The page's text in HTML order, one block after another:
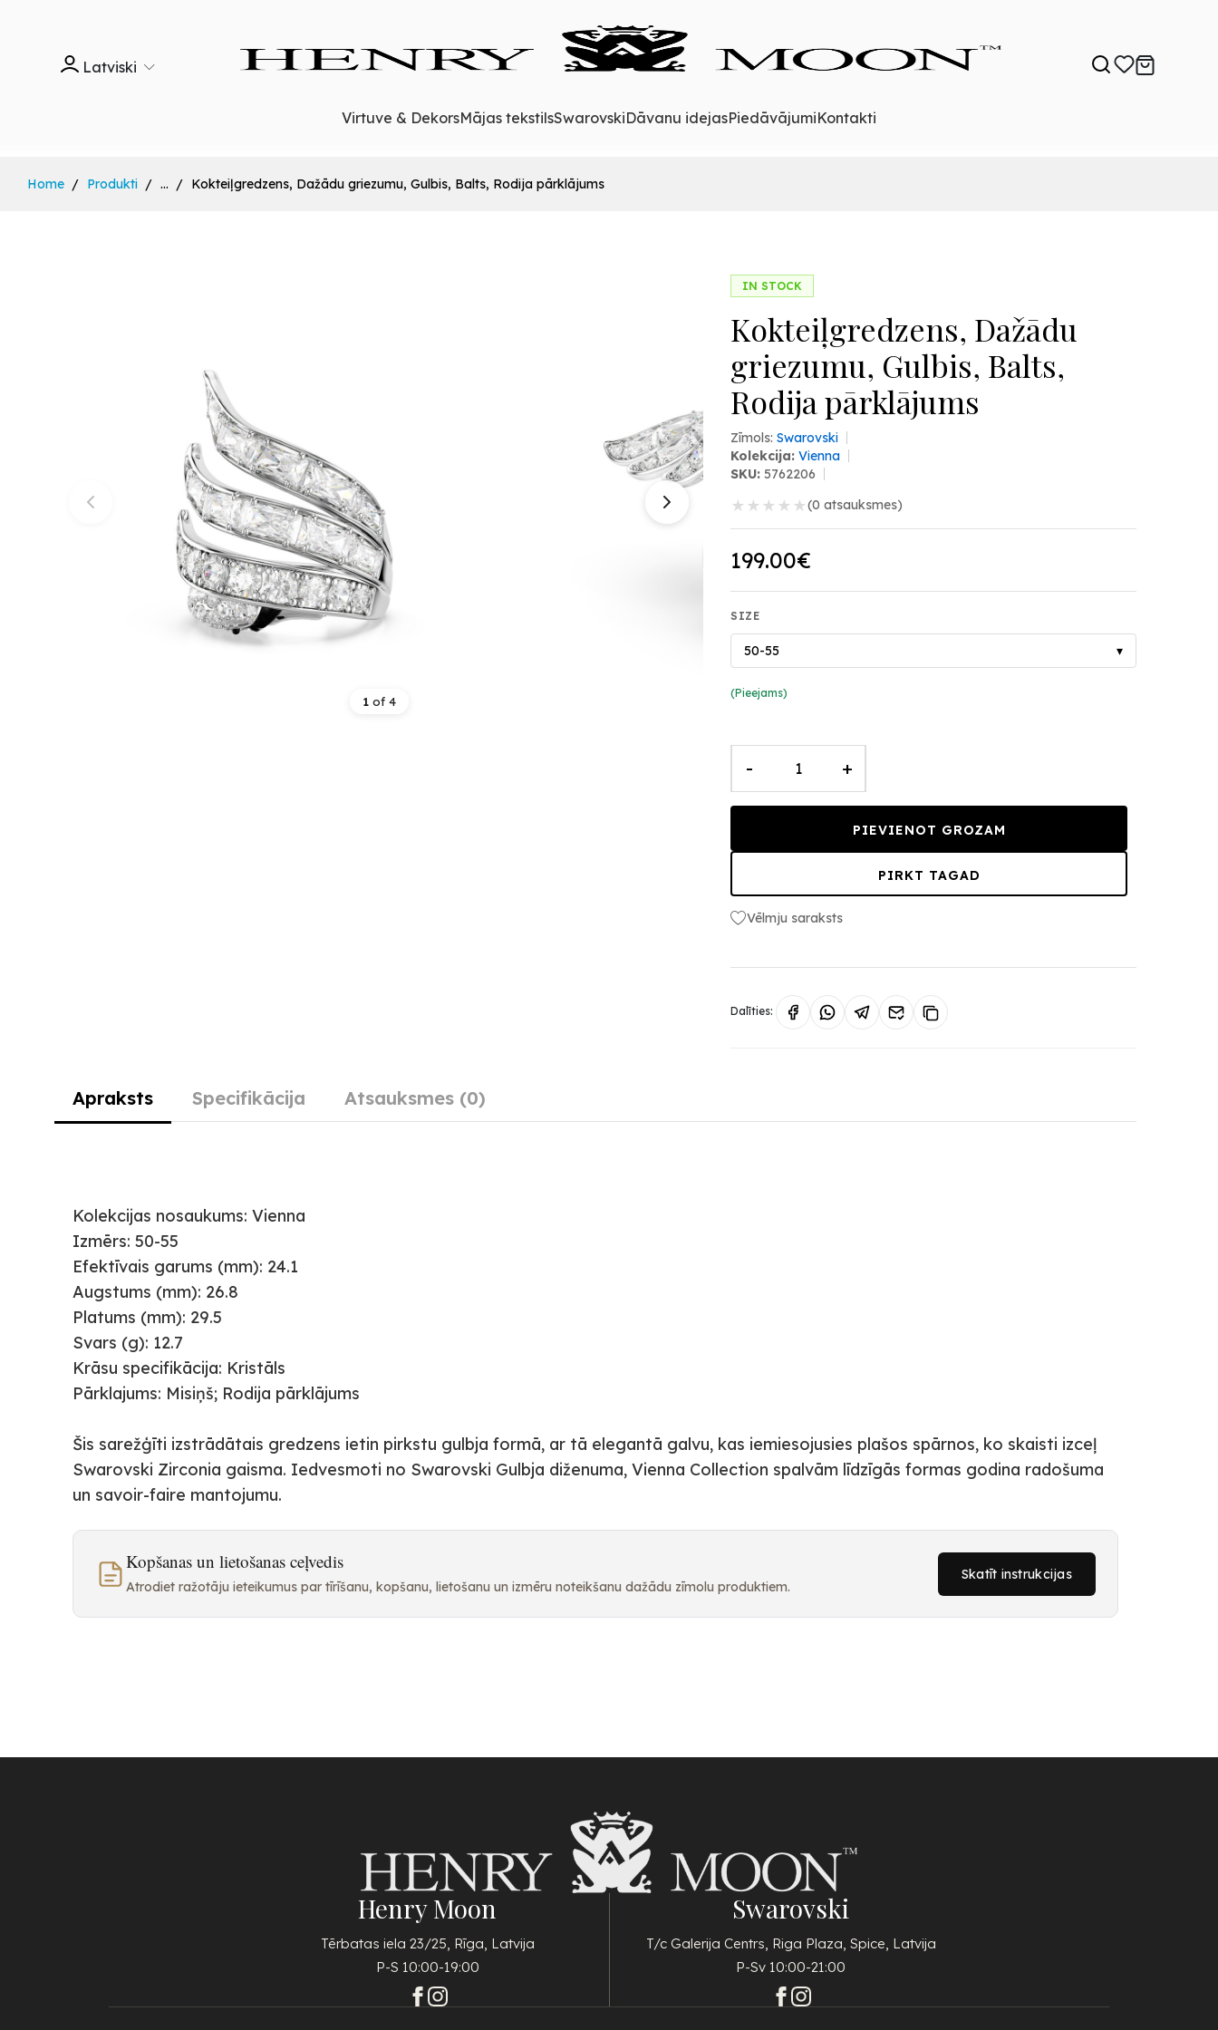
Latviski
Virtuve & DekorsMājas tekstilsSwarovskiDāvanu idejasPiedāvājumiKontakti
Home Produkti ... Kokteiļgredzens, Dažādu griezumu, Gulbis, Balts, Rodija pārklājums
1of 4
IN STOCK
Kokteiļgredzens, Dažādu
griezumu, Gulbis, Balts,
Rodija pārklājums
Zīmols:Swarovski
Kolekcija: Vienna
SKU: 5762206
★ ★ ★ ★ ★(0 atsauksmes)
199.00€
SIZE
50-55 ▾
(Pieejams)
- +
PIEVIENOT GROZAM
PIRKT TAGAD
Vēlmju saraksts
Dalīties:
Apraksts Specifikācija Atsauksmes (0)
Kolekcijas nosaukums: Vienna
Izmērs: 50-55
Efektīvais garums (mm): 24.1
Augstums (mm): 26.8
Platums (mm): 29.5
Svars (g): 12.7
Krāsu specifikācija: Kristāls
Pārklajums: Misiņš; Rodija pārklājums
Šis sarežģīti izstrādātais gredzens ietin pirkstu gulbja formā, ar tā elegantā galvu, kas iemiesojusies plašos spārnos, ko skaisti izceļ
Swarovski Zirconia gaisma. Iedvesmoti no Swarovski Gulbja diženuma, Vienna Collection spalvām līdzīgās formas godina radošuma
un savoir-faire mantojumu.
Kopšanas un lietošanas ceļvedis
Atrodiet ražotāju ieteikumus par tīrīšanu, kopšanu, lietošanu un izmēru noteikšanu dažādu zīmolu produktiem.
Skatīt instrukcijas
Henry Moon
Tērbatas iela 23/25, Rīga, Latvija
P-S 10:00-19:00
Swarovski
T/c Galerija Centrs, Riga Plaza, Spice, Latvija
P-Sv 10:00-21:00